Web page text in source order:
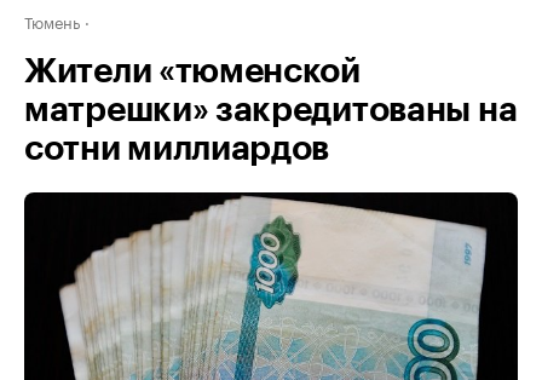
Тюмень
Жители «тюменской
матрешки» закредитованы на
сотни миллиардов